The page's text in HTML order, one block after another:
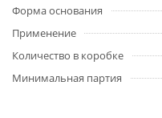
Форма основания
Применение
Количество в коробке
Минимальная партия